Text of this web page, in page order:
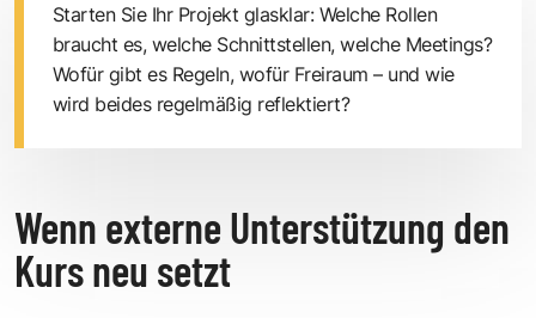
Starten Sie Ihr Projekt glasklar: Welche Rollen
braucht es, welche Schnittstellen, welche Meetings?
Wofür gibt es Regeln, wofür Freiraum – und wie
wird beides regelmäßig reflektiert?
Wenn externe Unterstützung den
Kurs neu setzt